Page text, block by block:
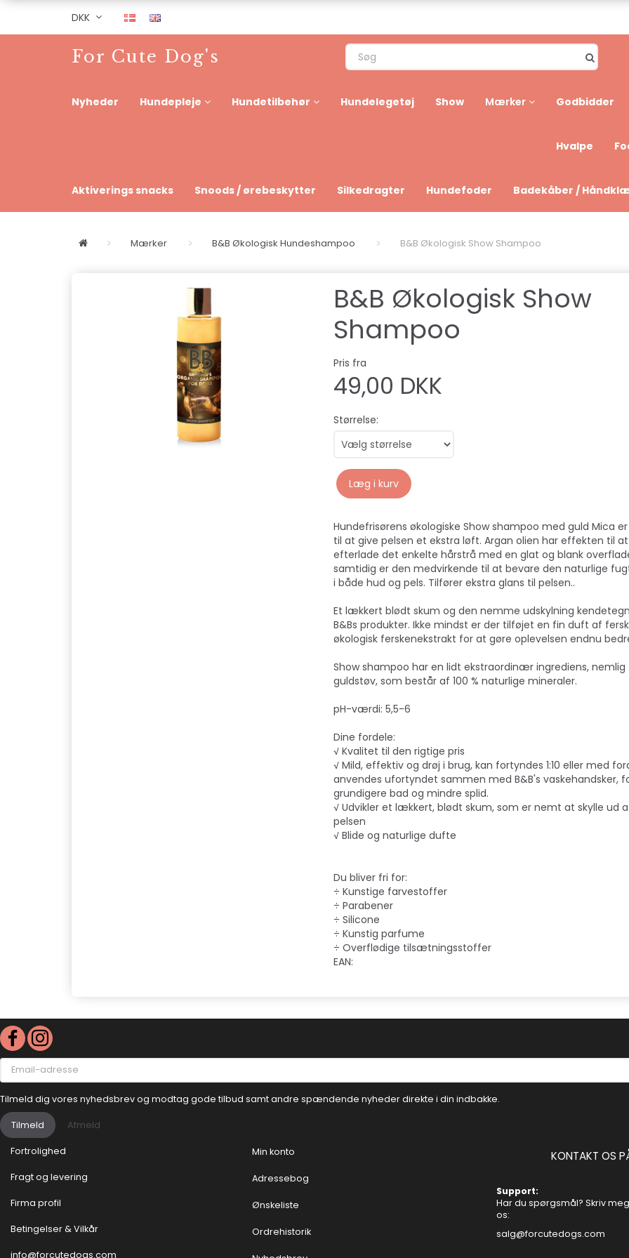
DKK
For Cute Dog's
Nyheder Hundepleje Hundetilbehør Hundelegetøj Show Mærker Godbidder
Hvalpe
Aktiverings snacks Snoods / ørebeskytter Silkedragter Hundefoder Badekåber /
Mærker B&B Økologisk Hundeshampoo B&B Økologisk Show Shampoo
B&B Økologisk Show
Shampoo
Pris fra
49,00 DKK
Størrelse:
Læg i kurv
Hundefrisørens økologiske Show shampoo med guld Mica
til at give pelsen et ekstra løft. Argan olien har effekten til at
efterlade det enkelte hårstrå med en glat og blank
samtidig er den medvirkende til at bevare den naturlige
i både hud og pels. Tilfører ekstra glans til pelsen..
Et lækkert blødt skum og den nemme udskylning
B&Bs produkter. Ikke mindst er der tilføjet en fin duft af
økologisk ferskenekstrakt for at gøre oplevelsen endnu
Show shampoo har en lidt ekstraordinær ingrediens, nemlig
guldstøv, som består af 100 % naturlige mineraler.
​pH-værdi: 5,5-6
Dine fordele:
√ Kvalitet til den rigtige pris
√ Mild, effektiv og drøj i brug, kan fortyndes 1:10 eller med
anvendes ufortyndet sammen med B&B's vaskehandsker,
grundigere bad og mindre splid.
√ Udvikler et lækkert, blødt skum, som er nemt at skylle ud
pelsen
√ Blide og naturlige dufte
Du bliver fri for:
÷ Kunstige farvestoffer
÷ Parabener
÷ Silicone
÷ Kunstig parfume
÷ Overflødige tilsætningsstoffer
EAN:
Email-
adresse
Tilmeld dig vores nyhedsbrev og modtag gode tilbud samt andre spændende nyheder direkte i din indbakke.
Tilmeld Afmeld
Fortrolighed
Fragt og levering
Firma profil
Betingelser & Vilkår
info@forcutedogs.com
Min konto
Adressebog
Ønskeliste
Ordrehistorik
KONTAKT OS
Support:
Har du spørgsmål? Skriv
os:
salg@forcutedogs.com